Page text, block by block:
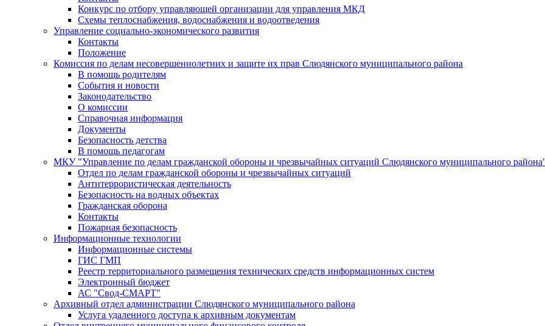
Конкурс по отбору управляющей организации для управления МКД
Схемы теплоснабжения, водоснабжения и водоотведения
Управление социально-экономического развития
Контакты
Положение
Комиссия по делам несовершеннолетних и защите их прав Слюдянского муниципального района
В помощь родителям
События и новости
Законодательство
О комиссии
Справочная информация
Документы
Безопасность детства
В помощь педагогам
МКУ "Управление по делам гражданской обороны и чрезвычайных ситуаций Слюдянского муниципального
Отдел по делам гражданской обороны и чрезвычайных ситуаций
Антитеррористическая деятельность
Безопасность на водных объектах
Гражданская оборона
Контакты
Пожарная безопасность
Информационные технологии
Информационные системы
ГИС ГМП
Реестр территориального размещения технических средств информационных систем
Электронный бюджет
АС "Свод-СМАРТ"
Архивный отдел администрации Слюдянского муниципального района
Услуга удаленного доступа к архивным документам